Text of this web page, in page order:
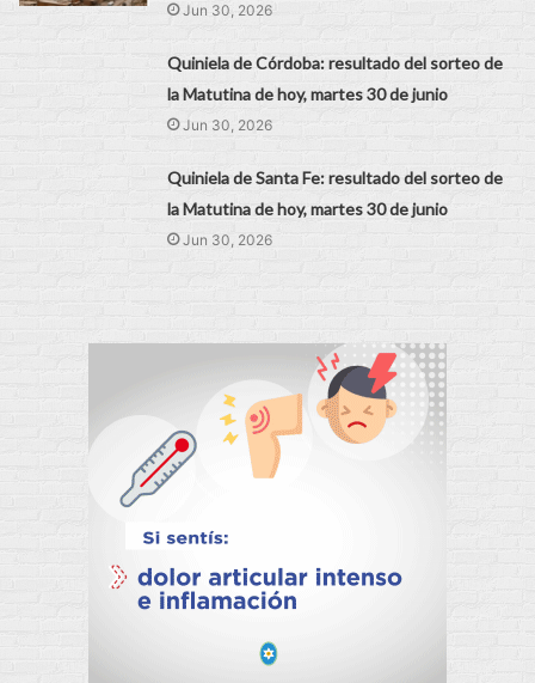
Jun 30, 2026
Quiniela de Córdoba: resultado del sorteo de
la Matutina de hoy, martes 30 de junio
Jun 30, 2026
Quiniela de Santa Fe: resultado del sorteo de
la Matutina de hoy, martes 30 de junio
Jun 30, 2026